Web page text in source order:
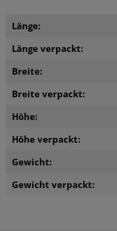
Länge:
Länge verpackt:
Breite:
Breite verpackt:
Höhe:
Höhe verpackt:
Gewicht:
Gewicht verpackt: